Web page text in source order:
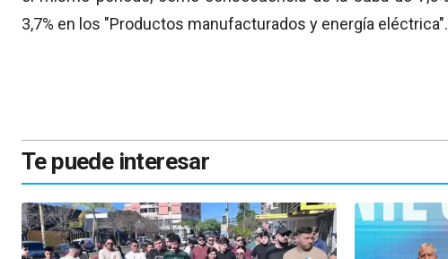
3,7% en los "Productos manufacturados y energía eléctrica".
Te puede interesar